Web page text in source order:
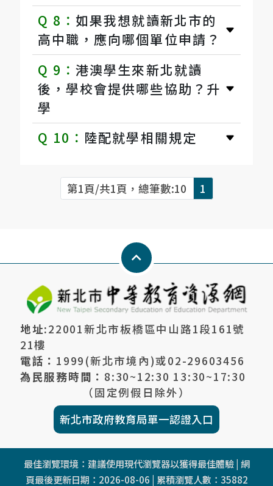
Q 8：如果我想就讀新北市的
高中職，應向哪個單位申請？
Q 9：港澳學生來新北就讀
後，學校會提供哪些協助？升
學
Q 10： 陸配就學相關規定
第1頁/共1頁，總筆數:10 1
Keyboard_arrow_up
地址:22001新北市板橋區中山路1段161號
21樓
電話： 1999(新北市境內)或02-29603456
為民服務時間： 8:30~12:30 13:30~17:30
（固定例假日除外）
新北市政府教育局單一認證入口
最佳瀏覽環境：建議使用現代瀏覽器以獲得最佳體驗 | 網
頁最後更新日期： 2026-08-06 | 累積瀏覽人數： 35882